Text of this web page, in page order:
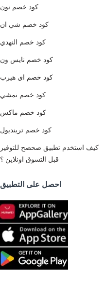
كود خصم نون
كود خصم شي ان
كود خصم النهدي
كود خصم نايس ون
كود خصم اي هيرب
كود خصم نمشي
كود خصم ماكس
كود خصم ترينديول
كيف استخدم تطبيق صحصح للتوفير
قبل التسوق اونلاين ؟
احصل على التطبيق